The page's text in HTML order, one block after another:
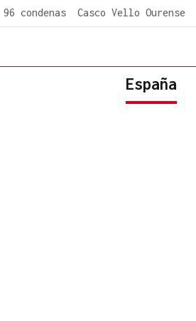
condenas Casco Vello Ourense
España